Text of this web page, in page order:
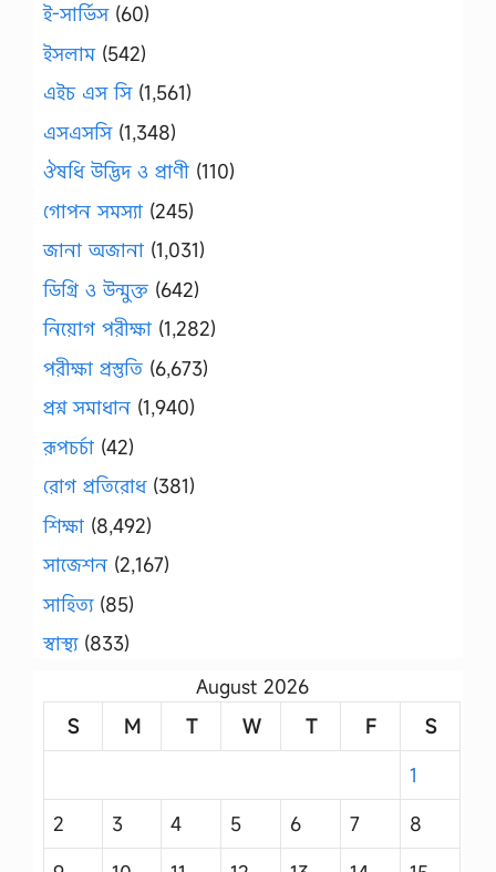
ই-সার্ভিস(60)
ইসলাম(542)
এইচ এস সি(1,561)
এসএসসি(1,348)
ঔষধি উদ্ভিদ ও প্রাণী (110)
গোপন সমস্যা (245)
জানা অজানা (1,031)
ডিগ্রি ও উন্মুক্ত (642)
নিয়োগ পরীক্ষা (1,282)
পরীক্ষা প্রস্তুতি (6,673)
প্রশ্ন সমাধান (1,940)
রূপচর্চা (42)
রোগ প্রতিরোধ(381)
শিক্ষা (8,492)
সাজেশন (2,167)
সাহিত্য(85)
স্বাস্থ্য(833)
August 2026
S
M T W T F
S
1
2
3 4 5 6 7
8